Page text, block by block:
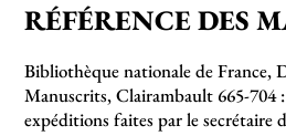
RÉFÉRENCE DES
Bibliothèque nationale de France,
Manuscrits, Clairambault 665-704
expéditions faites par le secrétaire